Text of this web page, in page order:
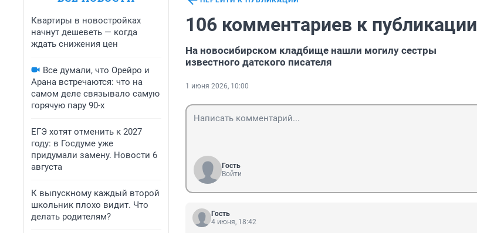
Квартиры в новостройках
начнут дешеветь — когда
ждать снижения цен
Все думали, что Орейро и
Арана встречаются: что на
самом деле связывало самую
горячую пару 90-х
ЕГЭ хотят отменить к 2027
году: в Госдуме уже
придумали замену. Новости 6
августа
К выпускному каждый второй
школьник плохо видит. Что
делать родителям?
106 комментариев к публикации
На новосибирском кладбище нашли могилу сестры
известного датского писателя
1 июня 2026, 10:00
Гость
Войти
Гость
4 июня, 18:42